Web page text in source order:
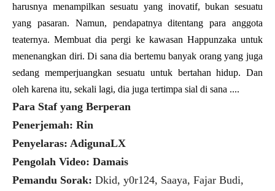
harusnya menampilkan sesuatu yang inovatif, bukan sesuatu
yang pasaran. Namun, pendapatnya ditentang para anggota
teaternya. Membuat dia pergi ke kawasan Happunzaka untuk
menenangkan diri. Di sana dia bertemu banyak orang yang juga
sedang memperjuangkan sesuatu untuk bertahan hidup. Dan
oleh karena itu, sekali lagi, dia juga tertimpa sial di sana ....
Para Staf yang Berperan
Penerjemah: Rin
Penyelaras: AdigunaLX
Pengolah Video: Damais
Pemandu Sorak: Dkid, y0r124, Saaya, Fajar Budi,